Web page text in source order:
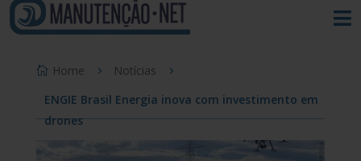

Home
Notícias
ENGIE Brasil Energia inova com investimento em
drones